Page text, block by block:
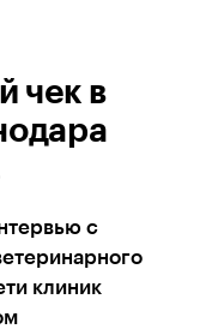
чек в
с
клиник